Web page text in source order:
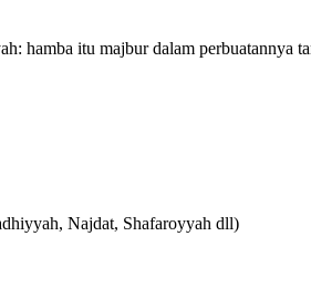
hamba itu majbur dalam perbuatannya
Najdat, Shafaroyyah dll)